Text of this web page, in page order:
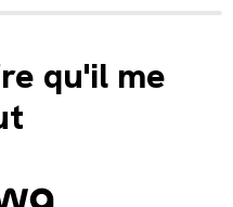
qu'il me